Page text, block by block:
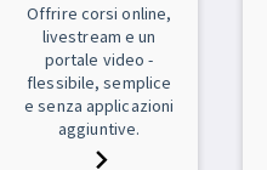
Offrire corsi online,
livestream e un
portale video -
flessibile, semplice
e senza applicazioni
aggiuntive.